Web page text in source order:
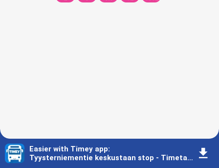
Easier with Timey app:
Tyysterniementie keskustaan stop - Timetable - Lappeenranta
󰇚